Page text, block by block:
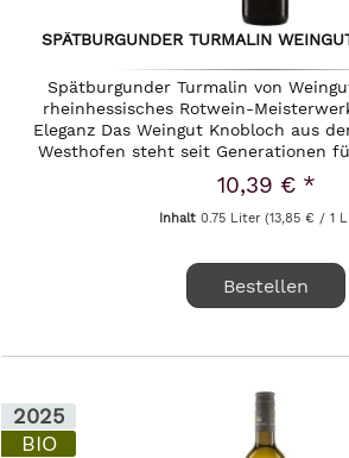
SPÄTBURGUNDER TURMALIN
Spätburgunder Turmalin von
rheinhessisches Rotwein-
Eleganz Das Weingut Knobloch aus
Westhofen steht seit Generationen
Weine, die im Einklang
10,39 € *
Inhalt 0.75 Liter (13,85 € / 1
Bestellen
2025
BIO